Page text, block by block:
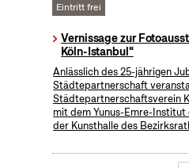
Eintritt frei
Vernissage zur
Köln-Istanbul"
Anlässlich des 25-jährigen
Städtepartnerschaft
Städtepartnerschaftsverein
mit dem Yunus-Emre-Institut
der Kunsthalle des